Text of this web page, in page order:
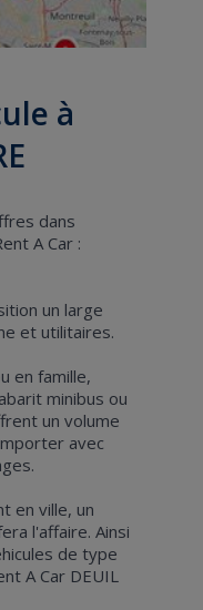
à
dans
A Car :
un large
et utilitaires.
en famille,
minibus ou
un volume
avec
en ville, un
l'affaire. Ainsi
de type
A Car DEUIL